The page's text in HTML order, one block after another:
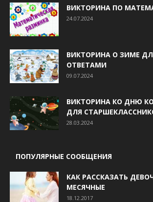
ВИКТОРИНА ПО
24.07.2024
ВИКТОРИНА О ЗИМЕ
ОТВЕТАМИ
09.07.2024
ВИКТОРИНА КО ДНЮ
ДЛЯ
28.03.2024
ПОПУЛЯРНЫЕ СООБЩЕНИЯ
КАК РАССКАЗАТЬ
МЕСЯЧНЫЕ
18.12.2017